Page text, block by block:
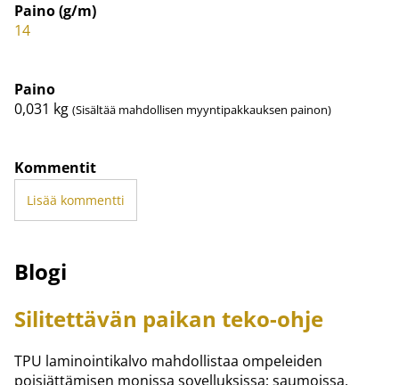
Paino (g/m)
14
Paino
0,031 kg (Sisältää mahdollisen myyntipakkauksen painon)
Kommentit
Lisää kommentti
Blogi
Silitettävän paikan teko-ohje
TPU laminointikalvo mahdollistaa ompeleiden
poisjättämisen monissa sovelluksissa; saumoissa,